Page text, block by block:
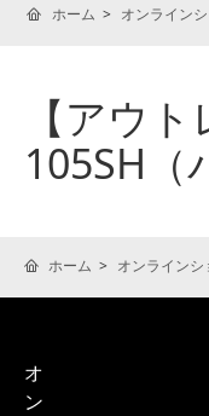
ホーム オンライン
【アウ
105SH（
ホーム オンラインシ
オ
ン